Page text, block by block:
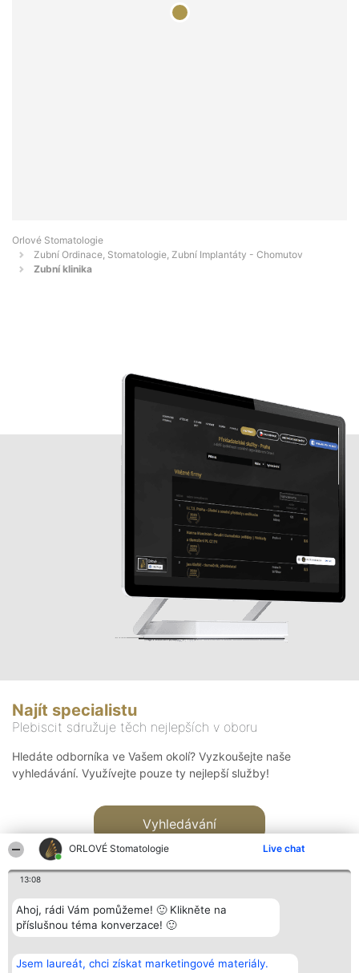
ORLOVÉ Stomatologie Live chat
13:08
Ahoj, rádi Vám pomůžeme! 🙂 Klikněte na
příslušnou téma konverzace! 🙂
Jsem laureát, chci získat marketingové materiály.
Orlové Stomatologie
Zubní Ordinace, Stomatologie, Zubní Implantáty - Chomutov
Zubní klinika
Najít specialistu
Plebiscit sdružuje těch nejlepších v oboru
Hledáte odborníka ve Vašem okolí? Vyzkoušejte naše
vyhledávání. Využívejte pouze ty nejlepší služby!
Vyhledávání
Bright Side Solutions sp. z o.
o. sp. k.
Vítězové
Seznam všech
Kontakt